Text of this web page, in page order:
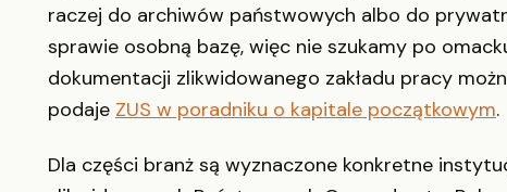
raczej do archiwów państwowych albo do
sprawie osobną bazę, więc nie szukamy po
dokumentacji zlikwidowanego zakładu pracy
podaje ZUS w poradniku o kapitale początkowym.
Dla części branż są wyznaczone konkretne